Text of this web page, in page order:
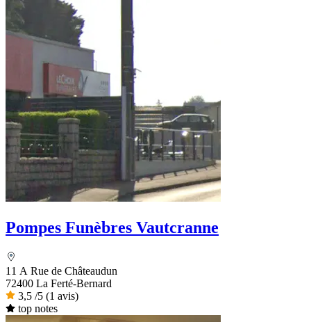
Pompes Funèbres Vautcranne
11 A Rue de Châteaudun
72400 La Ferté-Bernard
3,5 /5 (1 avis)
top notes